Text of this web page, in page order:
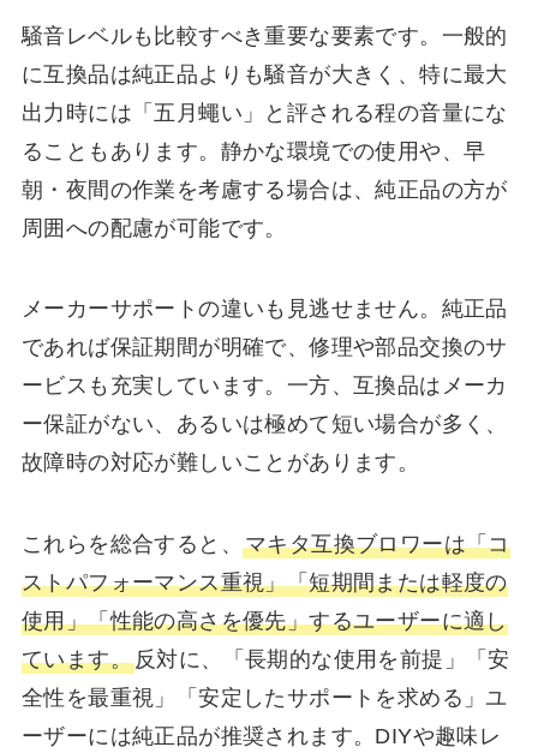
騒音レベルも比較すべき重要な要素です。一般的
に互換品は純正品よりも騒音が大きく、特に最大
出力時には「五月蠅い」と評される程の音量にな
ることもあります。静かな環境での使用や、早
朝・夜間の作業を考慮する場合は、純正品の方が
周囲への配慮が可能です。
メーカーサポートの違いも見逃せません。純正品
であれば保証期間が明確で、修理や部品交換のサ
ービスも充実しています。一方、互換品はメーカ
ー保証がない、あるいは極めて短い場合が多く、
故障時の対応が難しいことがあります。
これらを総合すると、 マキタ互換ブロワーは「コ
ストパフォーマンス重視」「短期間または軽度の
使用」「性能の高さを優先」するユーザーに適し
ています。反対に、「長期的な使用を前提」「安
全性を最重視」「安定したサポートを求める」ユ
ーザーには純正品が推奨されます。DIYや趣味レ